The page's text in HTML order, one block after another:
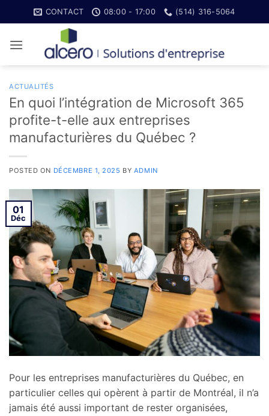
to
CONTACT 08:00 - 17:00 (514) 316-5064
ACTUALITÉS
En quoi l’intégration de Microsoft 365
profite-t-elle aux entreprises
manufacturières du Québec ?
POSTED ON DÉCEMBRE 1, 2025 BY ADMIN
01
Déc
Pour les entreprises manufacturières du Québec, en
particulier celles qui opèrent à partir de Montréal, il n’a
jamais été aussi important de rester organisées,